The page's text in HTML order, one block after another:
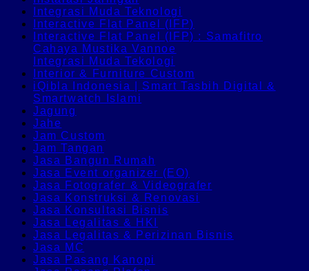
Integrasi Muda Teknologi
Interactive Flat Panel (IFP)
Interactive Flat Panel (IFP) : Samafitro
Cahaya Mustika Vannoe
Integrasi Muda Tekologi
Interior & Furniture Custom
iQibla Indonesia | Smart Tasbih Digital &
Smartwatch Islami
Jagung
Jahe
Jam Custom
Jam Tangan
Jasa Bangun Rumah
Jasa Event organizer (EO)
Jasa Fotografer & Videografer
Jasa Konstruksi & Renovasi
Jasa Konsultasi Bisnis
Jasa Legalitas & HKI
Jasa Legalitas & Perizinan Bisnis
Jasa MC
Jasa Pasang Kanopi